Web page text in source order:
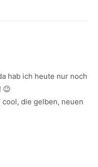
hab ich heute nur noch
😉
die gelben, neuen